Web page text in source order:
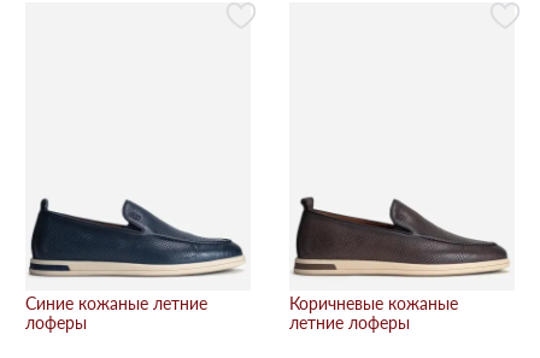
Синие кожаные летние
лоферы
Коричневые кожаные
летние лоферы